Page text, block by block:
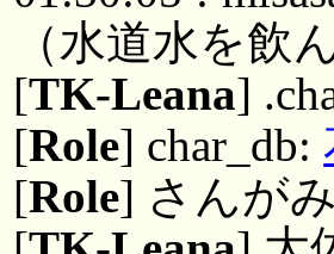
（水道水を飲
[TK-Leana]
[Role] char_db:
[Role] さんが